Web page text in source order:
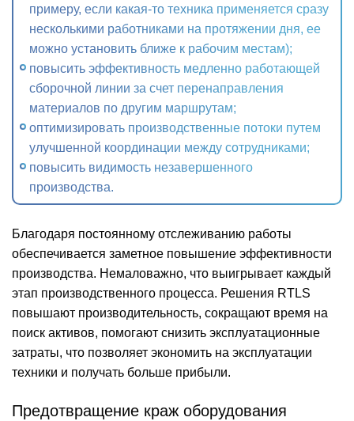
примеру, если какая-то техника применяется сразу
несколькими работниками на протяжении дня, ее
можно установить ближе к рабочим местам);
повысить эффективность медленно работающей
сборочной линии за счет перенаправления
материалов по другим маршрутам;
оптимизировать производственные потоки путем
улучшенной координации между сотрудниками;
повысить видимость незавершенного
производства.
Благодаря постоянному отслеживанию работы
обеспечивается заметное повышение эффективности
производства. Немаловажно, что выигрывает каждый
этап производственного процесса. Решения RTLS
повышают производительность, сокращают время на
поиск активов, помогают снизить эксплуатационные
затраты, что позволяет экономить на эксплуатации
техники и получать больше прибыли.
Предотвращение краж оборудования